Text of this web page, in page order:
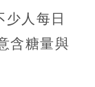
少人每日
含糖量與